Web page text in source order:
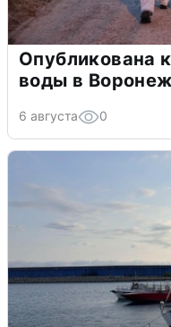
Опубликована
воды в
6 августа 0